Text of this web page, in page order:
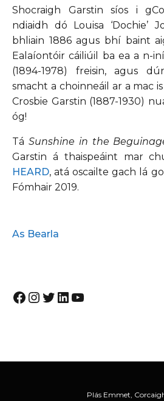
Shocraigh Garstin síos i
ndiaidh dó Louisa ‘Dochie’
bhliain 1886 agus bhí baint
Ealaíontóir cáiliúil ba ea a n-
(1894-1978) freisin, agus
smacht a choinneáil ar a mac
Crosbie Garstin (1887-1930)
óg!
Tá Sunshine in the
Garstin á thaispeáint mar
HEARD, atá oscailte gach lá
Fómhair 2019.
As Bearla
Facebook Instagram Twitter LinkedIn YouTube
Plás Emmet,